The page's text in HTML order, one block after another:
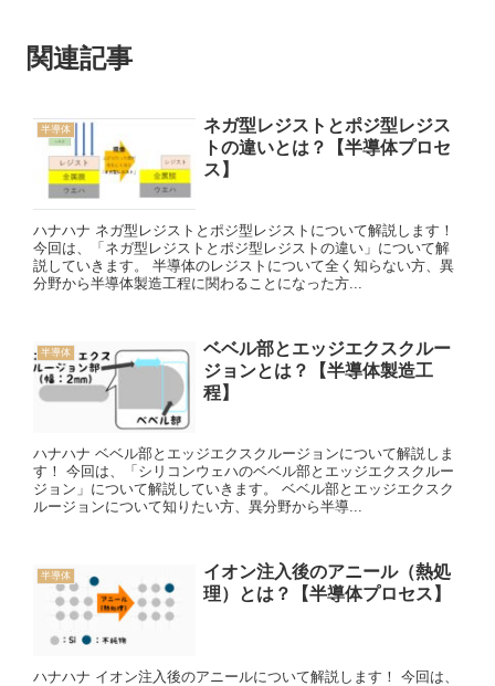
関連記事
半導体
ネガ型レジストとポジ型レジス
トの違いとは？【半導体プロセ
ス】
ハナハナ ネガ型レジストとポジ型レジストについて解説します！
今回は、「ネガ型レジストとポジ型レジストの違い」について解
説していきます。 半導体のレジストについて全く知らない方、異
分野から半導体製造工程に関わることになった方...
半導体
ベベル部とエッジエクスクルー
ジョンとは？【半導体製造工
程】
ハナハナ ベベル部とエッジエクスクルージョンについて解説しま
す！ 今回は、「シリコンウェハのベベル部とエッジエクスクルー
ジョン」について解説していきます。 ベベル部とエッジエクスク
ルージョンについて知りたい方、異分野から半導...
半導体
イオン注入後のアニール（熱処
理）とは？【半導体プロセス】
ハナハナ イオン注入後のアニールについて解説します！ 今回は、